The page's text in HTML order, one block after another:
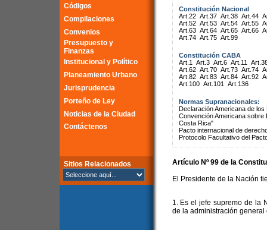
Códigos
Compilaciones
Convenios
Presupuesto y
Finanzas
Institucional y Político
Planeamiento Urbano
Jurisprudencia
Porteño de Ley
Noticias de la Ciudad
Contáctenos
Sitios Relacionados
Constitución Nacional
Art.22 Art.37 Art.38 Art.44
Art.52 Art.53 Art.54 Art.55
Art.63 Art.64 Art.65 Art.66
Art.74 Art.75 Art.99
Constitución CABA
Art.1
Art.3 Art.6 Art.11
Art.62 Art.70 Art.73 Art.74
Art.82 Art.83 Art.84 Art.92
Art.100 Art.101 Art.136
Normas Supranacionales:
Declaración Americana de
Convención Americana
Costa Rica"
Pacto internacional de
Protocolo Facultativo del
Artículo Nº 99 de la
El Presidente de la Nación
1. Es el jefe supremo de la
de la administración general